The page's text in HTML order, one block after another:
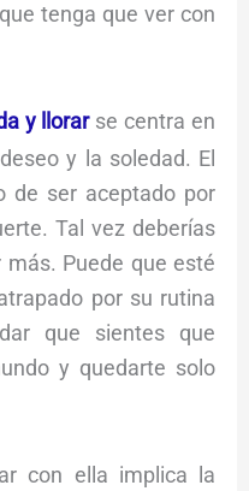
tenga que ver con
y llorarse centra en
y la soledad. El
de ser aceptado por
Tal vez deberías
Puede que esté
por su rutina
que sientes que
y quedarte solo
con ella implica la